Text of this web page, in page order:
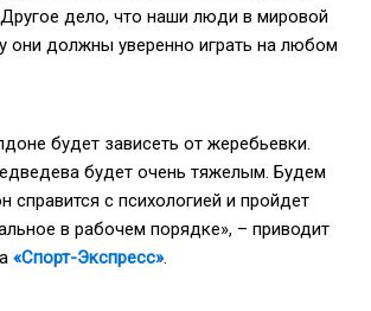
Другое дело, что наши люди в мировой
они должны уверенно играть на любом
будет зависеть от жеребьевки.
будет очень тяжелым. Будем
справится с психологией и пройдет
в рабочем порядке», – приводит
«Спорт-Экспресс».